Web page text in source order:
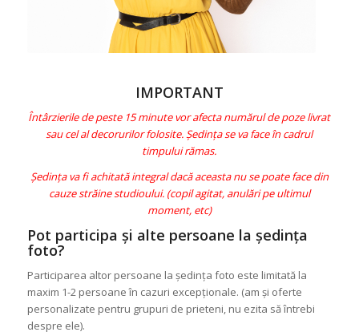
IMPORTANT
Întârzierile de peste 15 minute vor afecta numărul de poze livrat
sau cel al decorurilor folosite. Ședința se va face în cadrul
timpului rămas.
Ședința va fi achitată integral dacă aceasta nu se poate face din
cauze străine studioului. (copil agitat, anulări pe ultimul
moment, etc)
Pot participa și alte persoane la ședința
foto?
Participarea altor persoane la ședința foto este limitată la
maxim 1-2 persoane în cazuri excepționale. (am și oferte
personalizate pentru grupuri de prieteni, nu ezita să întrebi
despre ele).